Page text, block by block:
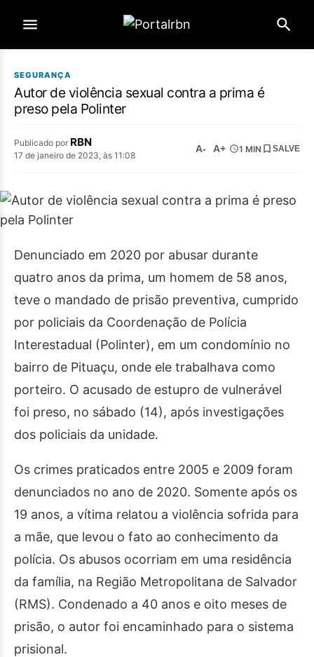
SEGURANÇA
Autor de violência sexual contra a prima é
preso pela Polinter
Publicado por RBN
17 de janeiro de 2023, às 11:08
A- A+ 1 MIN SALVE
Denunciado em 2020 por abusar durante
quatro anos da prima, um homem de 58 anos,
teve o mandado de prisão preventiva, cumprido
por policiais da Coordenação de Polícia
Interestadual (Polinter), em um condomínio no
bairro de Pituaçu, onde ele trabalhava como
porteiro. O acusado de estupro de vulnerável
foi preso, no sábado (14), após investigações
dos policiais da unidade.
Os crimes praticados entre 2005 e 2009 foram
denunciados no ano de 2020. Somente após os
19 anos, a vítima relatou a violência sofrida para
a mãe, que levou o fato ao conhecimento da
polícia. Os abusos ocorriam em uma residência
da família, na Região Metropolitana de Salvador
(RMS). Condenado a 40 anos e oito meses de
prisão, o autor foi encaminhado para o sistema
prisional.